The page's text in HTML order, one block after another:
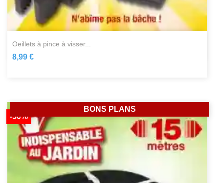
oeillets à pince à visser...
8,99 €
-50%
BONS PLANS